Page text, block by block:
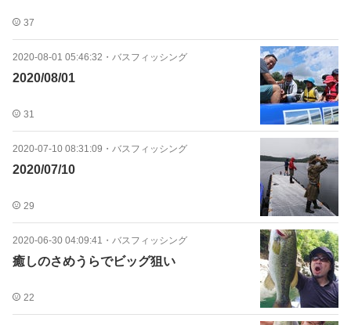
37
2020-08-01 05:46:32 ・ バスフィッシング
2020/08/01
31
2020-07-10 08:31:09 ・ バスフィッシング
2020/07/10
29
2020-06-30 04:09:41 ・ バスフィッシング
癒しのさめうらでビッグ狙い
22